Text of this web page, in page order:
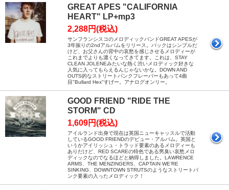
GREAT APES "CALIFORNIA
HEART" LP+mp3
2,288円(税込)
サンフランシスコのメロディックバンドGREAT APESが
3年振りの2ndアルバムをリリース。バックはシンプルだ
けど、お父さんの背中の哀愁を感じさせるメロディーが
これまでよりも濃くなってきてます。これは、STAY
CLEAN JOLENEみたいな熱く渋いメロディック好きな
人気に入ってもらえるんじゃないかな。DOWN AND
OUTS的なストリートパンクフレーバーもあって4曲
目"Bullard Hex"すげー。アナログオンリー。
GOOD FRIEND "RIDE THE
STORM" CD
1,609円(税込)
アイルランド出身で現在は英国ニューキャッスルで活動
しているGOOD FRIENDのデビュー・アルバム。英国と
いうかアイリッシュ・トラッド要素のあるメロディーも
ありだけど、RED SCAREの特色である男臭い哀愁メロ
ディックなのでなるほどと納得しました。LAWRENCE
ARMS、THE MENZINGERS、CAPTAIN WE’RE
SINKING、DOWNTOWN STRUTSのようなストリートパ
ンク要素の入ったメロディック！